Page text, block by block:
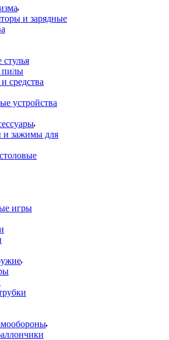
и зарядные
пилы
средства
устройства
и зажимы для
игры